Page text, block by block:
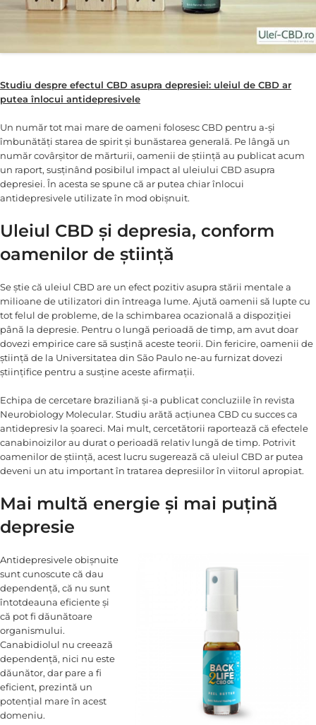
Studiu despre efectul CBD asupra depresiei: uleiul de CBD ar
putea înlocui antidepresivele
Un număr tot mai mare de oameni folosesc CBD pentru a-și
îmbunătăți starea de spirit și bunăstarea generală. Pe lângă un
număr covârșitor de mărturii, oamenii de știință au publicat acum
un raport, susținând posibilul impact al uleiului CBD asupra
depresiei. În acesta se spune că ar putea chiar înlocui
antidepresivele utilizate în mod obișnuit.
Uleiul CBD și depresia, conform
oamenilor de știință
Se știe că uleiul CBD are un efect pozitiv asupra stării mentale a
milioane de utilizatori din întreaga lume. Ajută oamenii să lupte cu
tot felul de probleme, de la schimbarea ocazională a dispoziției
până la depresie. Pentru o lungă perioadă de timp, am avut doar
dovezi empirice care să susțină aceste teorii. Din fericire, oamenii de
știință de la Universitatea din São Paulo ne-au furnizat dovezi
științifice pentru a susține aceste afirmații.
Echipa de cercetare braziliană și-a publicat concluziile în revista
Neurobiology Molecular. Studiu arătă acțiunea CBD cu succes ca
antidepresiv la șoareci. Mai mult, cercetătorii raportează că efectele
canabinoizilor au durat o perioadă relativ lungă de timp. Potrivit
oamenilor de știință, acest lucru sugerează că uleiul CBD ar putea
deveni un atu important în tratarea depresiilor în viitorul apropiat.
Mai multă energie și mai puțină
depresie
Antidepresivele obișnuite
sunt cunoscute că dau
dependență, că nu sunt
întotdeauna eficiente și
că pot fi dăunătoare
organismului.
Canabidiolul nu creează
dependență, nici nu este
dăunător, dar pare a fi
eficient, prezintă un
potențial mare în acest
domeniu.